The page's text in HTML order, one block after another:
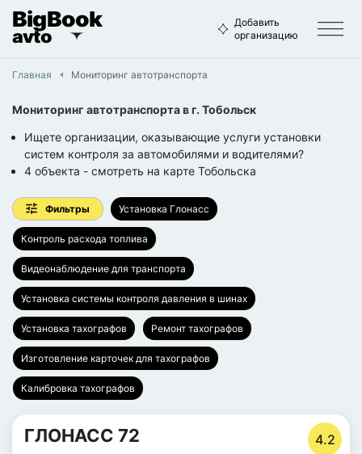
BigBook
avto
Добавить
организацию
Главная Мониторинг автотранспорта
Мониторинг автотранспортав г. Тобольск
Ищете организации, оказывающие услуги установки
систем контроля за автомобилями и водителями?
4 объекта - смотреть на карте Тобольска
Фильтры Установка Глонасс
Контроль расхода топлива
Видеонаблюдение для транспорта
Установка системы контроля давления в шинах
Установка тахографов Ремонт тахографов
Изготовление карточек для тахографов
Калибровка тахографов
ГЛОНАСС 72 4.2